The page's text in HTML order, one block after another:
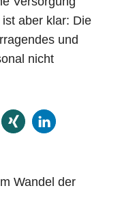
aber klar: Die
und
nicht
Wandel der